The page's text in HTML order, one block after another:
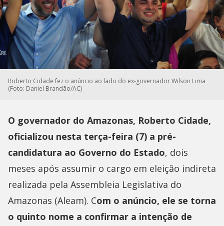
Roberto Cidade fez o anúncio ao lado do ex-governador Wilson Lima
(Foto: Daniel Brandão/AC)
O governador do Amazonas, Roberto Cidade,
oficializou nesta terça-feira (7) a pré-
candidatura ao Governo do Estado, dois
meses após assumir o cargo em eleição indireta
realizada pela Assembleia Legislativa do
Amazonas (Aleam). Com o anúncio, ele se torna
o quinto nome a confirmar a intenção de